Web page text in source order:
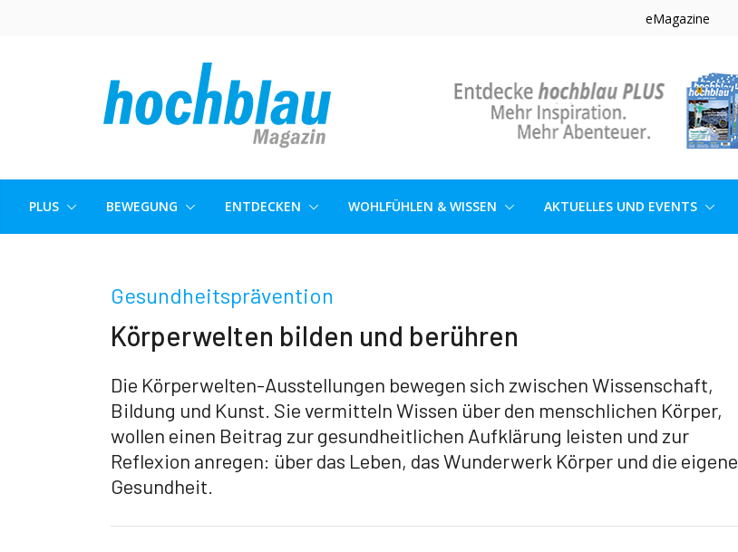
eMagazine
PLUS BEWEGUNG ENTDECKEN WOHLFÜHLEN & WISSEN AKTUELLES UND EVENTS
Gesundheitsprävention
Körperwelten bilden und berühren
Die Körperwelten-Ausstellungen bewegen sich zwischen Wissenschaft,
Bildung und Kunst. Sie vermitteln Wissen über den menschlichen Körper,
wollen einen Beitrag zur gesundheitlichen Aufklärung leisten und zur
Reflexion anregen: über das Leben, das Wunderwerk Körper und die eigene
Gesundheit.